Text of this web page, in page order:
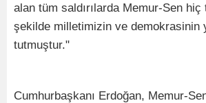
alan tüm saldırılarda Memur-Sen
şekilde milletimizin ve demokrasinin
tutmuştur."
Cumhurbaşkanı Erdoğan, Memur-